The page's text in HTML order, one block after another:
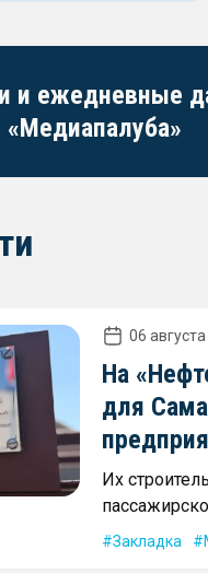
и ежедневные
«Медиапалуба»
06
На
для
Их
Закладка